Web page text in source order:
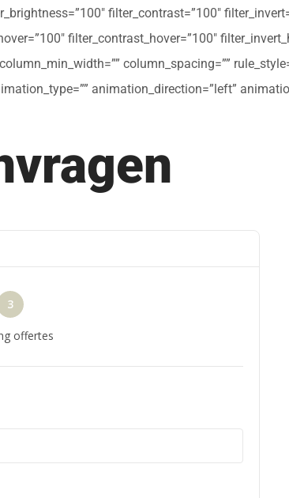
filter_contrast=”100″
filter_contrast_hover=”100″
column_spacing=””
animation_direction=”left”